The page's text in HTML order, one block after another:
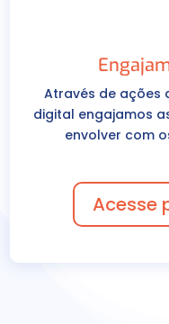
Através de ações
digital engajamos
envolver com
Acesse